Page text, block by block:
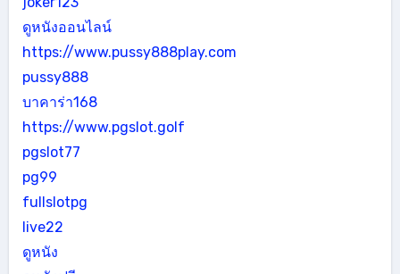
ดูหนังออนไลน์
https://www.pussy888play.com
pussy888
บาคาร่า168
https://www.pgslot.golf
pgslot77
pg99
fullslotpg
live22
ดูหนัง